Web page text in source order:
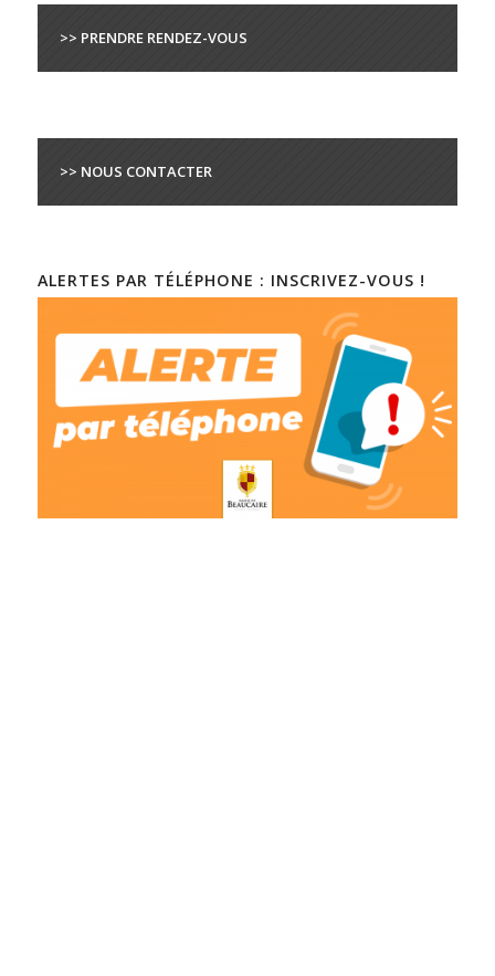
>> PRENDRE RENDEZ-VOUS
>> NOUS CONTACTER
ALERTES PAR TÉLÉPHONE : INSCRIVEZ-VOUS !